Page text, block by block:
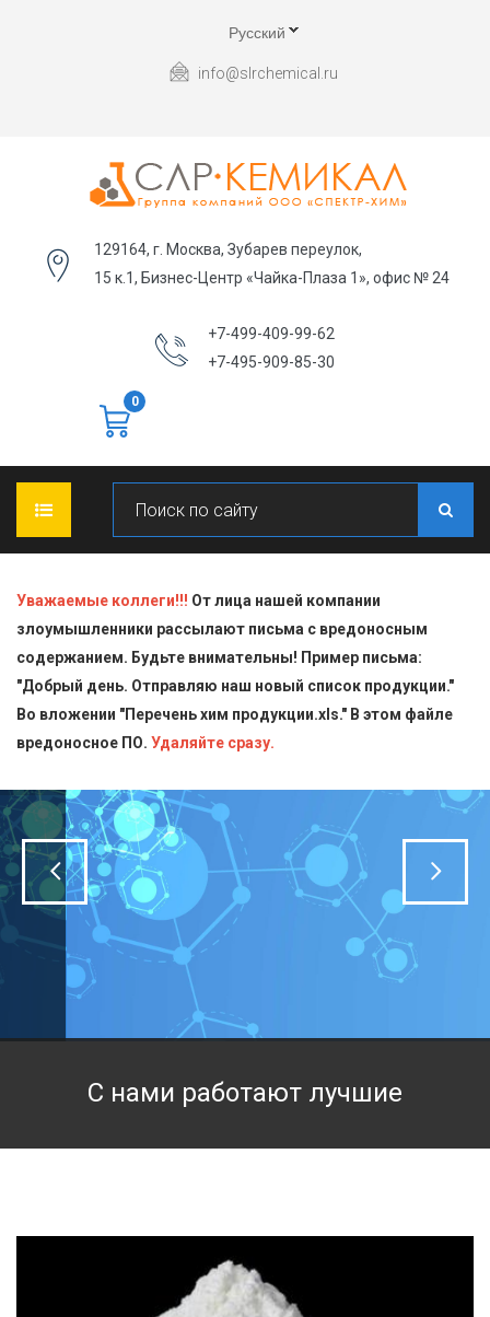
Русский
info@slrchemical.ru
129164, г. Москва, Зубарев переулок,
15 к.1, Бизнес-Центр «Чайка-Плаза 1», офис № 24
+7-499-409-99-62
+7-495-909-85-30
0
О КОМПАНИИ
ПРОДУКЦИЯ
Блескообразующие добавки
Индикаторы
Кислоты
Пищевая химия для производств
Стандарт-титры
Техническая химия
СТАТЬИ
ДОСТАВКА
СЕРТИФИКАТЫ
КОНТАКТЫ
Уважаемые коллеги!!! От лица нашей компании
злоумышленники рассылают письма с вредоносным
содержанием. Будьте внимательны! Пример письма:
"Добрый день. Отправляю наш новый список продукции."
Во вложении "Перечень хим продукции.xls." В этом файле
вредоносное ПО. Удаляйте сразу.
С нами работают лучшие